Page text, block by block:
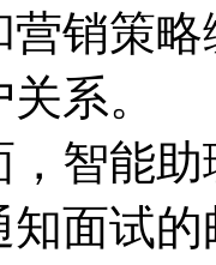
销策略
关系。
，智
知面试